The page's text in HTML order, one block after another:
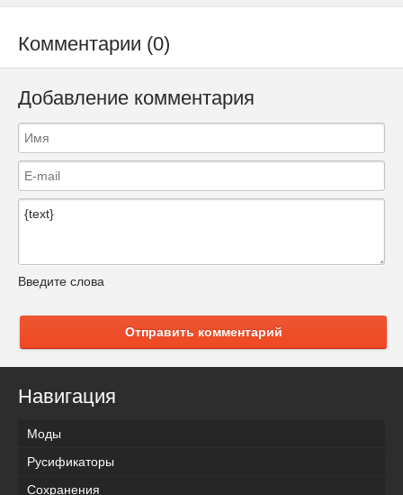
Комментарии (0)
Добавление комментария
Введите слова
Отправить комментарий
Навигация
Моды
Русификаторы
Сохранения